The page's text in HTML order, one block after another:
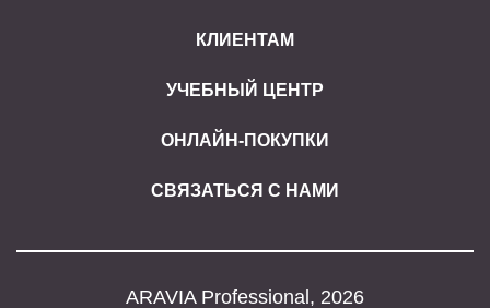
КЛИЕНТАМ
УЧЕБНЫЙ ЦЕНТР
ОНЛАЙН-ПОКУПКИ
СВЯЗАТЬСЯ С НАМИ
ARAVIA Professional, 2026